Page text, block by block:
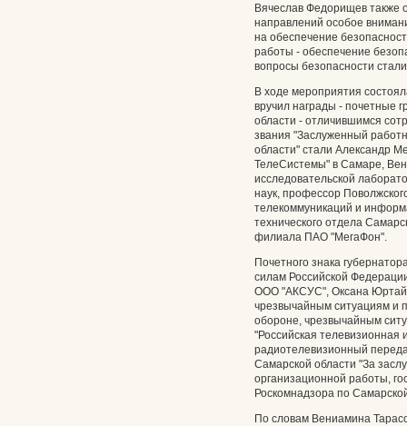
Вячеслав Федорищев также
направлений особое
на обеспечение
работы - обеспечение
вопросы безопасности
В ходе мероприятия
вручил награды - почетные
области - отличившимся
звания "Заслуженный
области" стали Александр
ТелеСистемы" в Самаре,
исследовательской
наук, профессор
телекоммуникаций и
технического отдела
филиала ПАО "МегаФон".
Почетного знака
силам Российской
ООО "АКСУС", Оксана
чрезвычайным ситуациям и
обороне, чрезвычайным
"Российская
радиотелевизионный
Самарской области "За
организационной работы,
Роскомнадзора по
По словам Вениамина